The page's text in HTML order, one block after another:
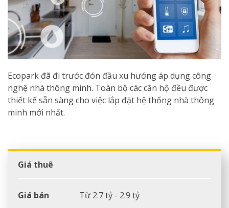
Ecopark đã đi trước đón đầu xu hướng áp dụng công
nghệ nhà thông minh. Toàn bộ các căn hộ đều được
thiết kế sẵn sàng cho việc lắp đặt hệ thống nhà thông
minh mới nhất.
Giá thuê
Giá bán Từ 2.7 tỷ - 2.9 tỷ